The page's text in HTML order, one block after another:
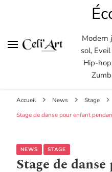
Modern
sol,
Hip-
Accueil News
Stage
Stage de danse pour enfant
NEWS STAGE
Stage de